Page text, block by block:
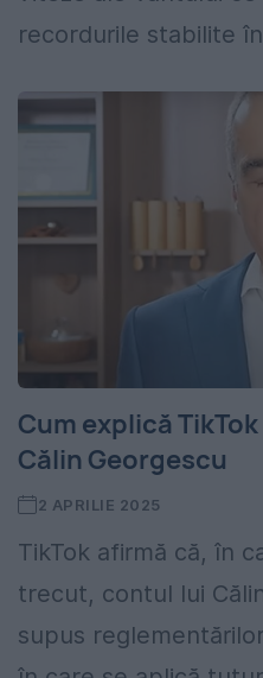
recordurile stabilite în
Cum explică
Călin Georgescu
2 APRILIE 2025
TikTok afirmă că, în
trecut, contul lui
supus